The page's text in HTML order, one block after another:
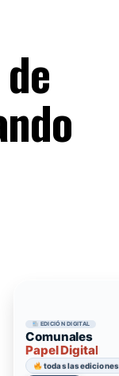
EDICIÓN DIGITAL
Comunales
Papel Digital
todas las ediciones